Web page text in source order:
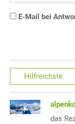
E-Mail bei
Hilfreichste
das